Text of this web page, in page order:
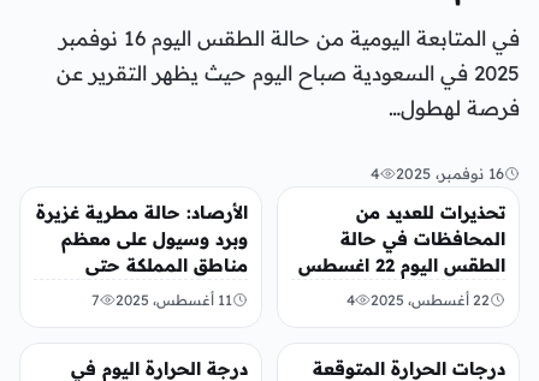
في المتابعة اليومية من حالة الطقس اليوم 16 نوفمبر
2025 في السعودية صباح اليوم حيث يظهر التقرير عن
فرصة لهطول…
16 نوفمبر، 2025 4
تحذيرات للعديد من
المحافظات في حالة
الطقس اليوم 22 اغسطس
2025
22 أغسطس، 2025 4
منوعات
الأرصاد: حالة مطرية غزيرة
وبرد وسيول على معظم
مناطق المملكة حتى
السبت
11 أغسطس، 2025 7
درجات الحرارة المتوقعة
منوعات
درجة الحرارة اليوم في